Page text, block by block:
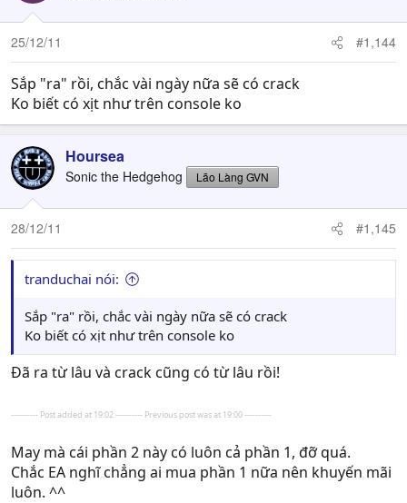
25/12/11 #1,144
Sắp "ra" rồi, chắc vài ngày nữa sẽ có crack
Ko biết có xịt như trên console ko
Hoursea
Sonic the Hedgehog Lão Làng GVN
28/12/11 #1,145
tranduchai nói:
Sắp "ra" rồi, chắc vài ngày nữa sẽ có crack
Ko biết có xịt như trên console ko
Đã ra từ lâu và crack cũng có từ lâu rồi!
---------- Post added at 19:02 ---------- Previous post was at 19:00 ----------
May mà cái phần 2 này có luôn cả phần 1, đỡ quá.
Chắc EA nghĩ chẳng ai mua phần 1 nữa nên khuyến mãi
luôn. ^^